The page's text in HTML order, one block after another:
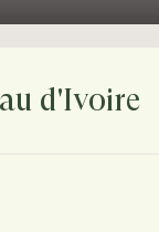
d'Ivoire